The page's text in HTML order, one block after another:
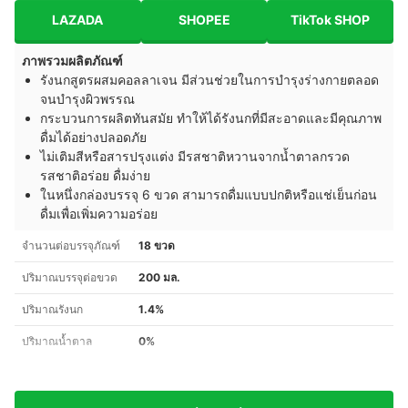
LAZADA SHOPEE TikTok SHOP
ภาพรวมผลิตภัณฑ์
รังนกสูตรผสมคอลลาเจน มีส่วนช่วยในการบำรุงร่างกายตลอด
จนบำรุงผิวพรรณ
กระบวนการผลิตทันสมัย ทำให้ได้รังนกที่มีสะอาดและมีคุณภาพ
ดื่มได้อย่างปลอดภัย
ไม่เติมสีหรือสารปรุงแต่ง มีรสชาติหวานจากน้ำตาลกรวด
รสชาติอร่อย ดื่มง่าย
ในหนึ่งกล่องบรรจุ 6 ขวด สามารถดื่มแบบปกติหรือแช่เย็นก่อน
ดื่มเพื่อเพิ่มความอร่อย
จำนวนต่อบรรจุภัณฑ์ 18 ขวด
ปริมาณบรรจุต่อขวด 200 มล.
ปริมาณรังนก 1.4%
ปริมาณน้ำตาล 0%